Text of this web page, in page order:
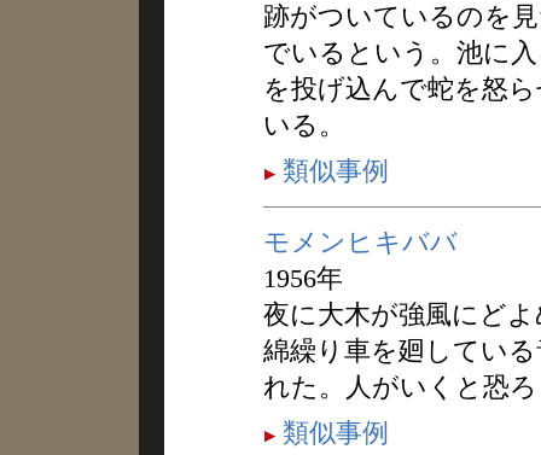
跡がついているのを
でいるという。池に
を投げ込んで蛇を怒
いる。
類似事例
モメンヒキババ
1956年
夜に大木が強風にど
綿繰り車を廻してい
れた。人がいくと恐
類似事例